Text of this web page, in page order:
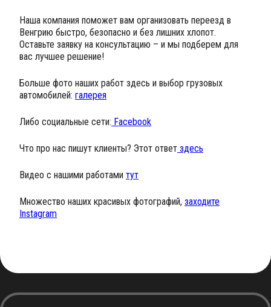
Наша компания поможет вам организовать переезд в
Венгрию быстро, безопасно и без лишних хлопот.
Оставьте заявку на консультацию – и мы подберем для
вас лучшее решение!
Больше фото наших работ здесь и выбор грузовых
автомобилей: галерея
Либо социальные сети: Facebook
Что про нас пишут клиенты? Этот ответ здесь
Видео с нашими работами тут
Множество наших красивых фотографий, заходите
Instagram